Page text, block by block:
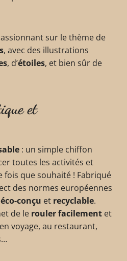
sur le thème de
, avec des illustrations
, d’étoiles, et bien sûr de
et
: un simple chiffon
toutes les activités et
que souhaité ! Fabriqué
des normes européennes
éco-conçu et recyclable.
de le rouler facilement et
voyage, au restaurant,